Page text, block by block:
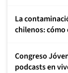
La
chilenos: cómo
Congreso
podcasts en